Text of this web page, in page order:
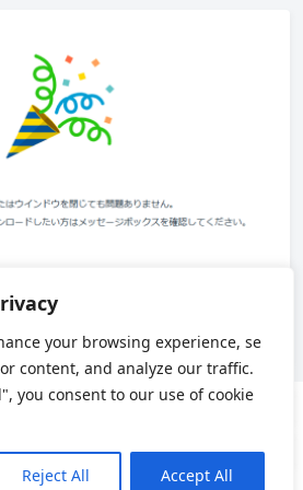
your browsing experience, se
content, and analyze our traffic.
you consent to our use of cookie
Reject All Accept All
ていしんこく）是日本个人所得税的
来说，就是个人自行计算上一…
日本生活
户协议 隐私政策
Theme byPuock